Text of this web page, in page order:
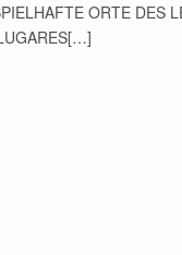
ORTE DES